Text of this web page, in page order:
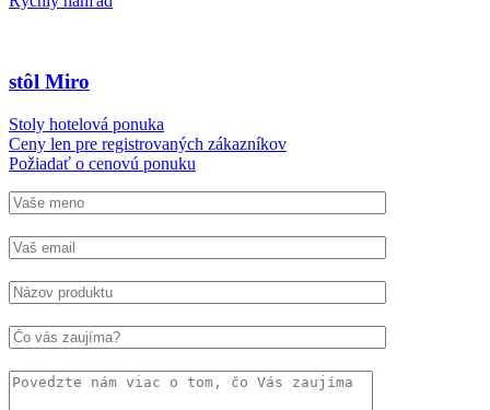
stôl Miro
Stoly hotelová ponuka
Ceny len pre registrovaných zákazníkov
Požiadať o cenovú ponuku